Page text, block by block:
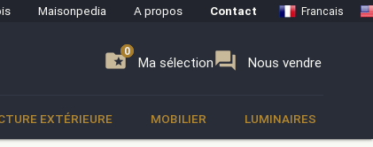
Maisonpedia A propos Contact Francais
folder_special Ma sélection
0 forum Nous vendre
0
EXTÉRIEURE MOBILIER LUMINAIRES